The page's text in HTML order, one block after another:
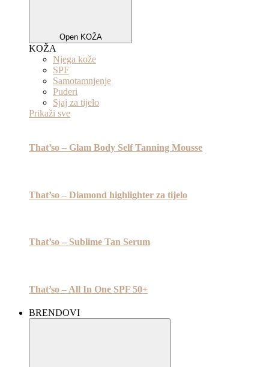
Open KOŽA
KOŽA
Njega kože
SPF
Samotamnjenje
Puderi
Sjaj za tijelo
Prikaži sve
That’so – Glam Body Self Tanning Mousse
That’so – Diamond highlighter za tijelo
That’so – Sublime Tan Serum
That’so – All In One SPF 50+
BRENDOVI